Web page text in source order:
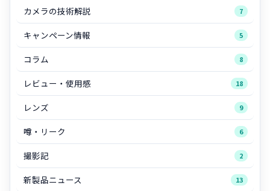
カメラの技術解説 7
キャンペーン情報 5
コラム 8
レビュー・使用感 18
レンズ 9
噂・リーク 6
撮影記 2
新製品ニュース 13